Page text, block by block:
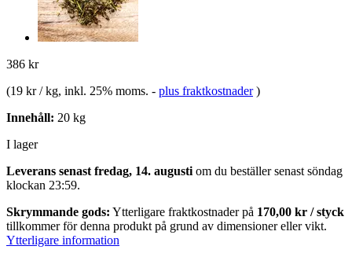
386 kr
(19 kr / kg, inkl. 25% moms. - plus fraktkostnader )
Innehåll: 20 kg
I lager
Leverans senast fredag, 14. augusti om du beställer senast söndag
klockan 23:59.
Skrymmande gods: Ytterligare fraktkostnader på 170,00 kr / styck
tillkommer för denna produkt på grund av dimensioner eller vikt.
Ytterligare information